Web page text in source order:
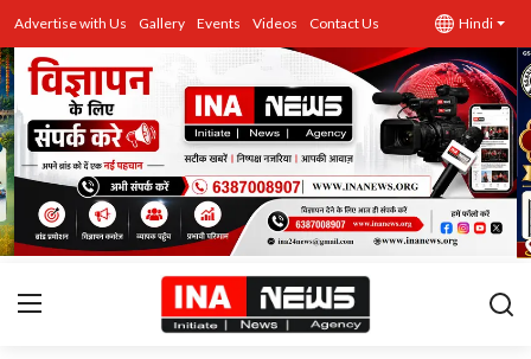
Advertise with Us Gallery Events Videos Contact Us Hindi
उत्तर प्रदेश
Advertise with Us
Events
राज्य